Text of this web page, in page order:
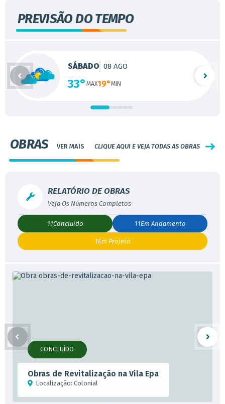
PREVISÃO DO TEMPO
SÁBADO 08 AGO
33° 19°
OBRAS CLIQUE AQUI E VEJA TODAS AS OBRAS
RELATÓRIO DE OBRAS
11Concluído 11Em Andamento
1Em Projeto
CONCLUÍDO
Obras de Revitalização na Vila Epa
Localização: Colonial